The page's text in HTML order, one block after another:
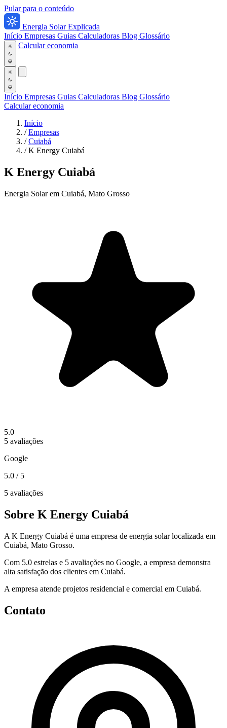
Pular para o conteúdo
Energia Solar Explicada
Início Empresas Guias Calculadoras Blog Glossário
Calcular economia
Início Empresas Guias Calculadoras Blog Glossário
Calcular economia
Início
/ Empresas
/ Cuiabá
/ K Energy Cuiabá
K Energy Cuiabá
Energia Solar em Cuiabá, Mato Grosso
5.0
5 avaliações
Google
5.0 / 5
5 avaliações
Sobre K Energy Cuiabá
A K Energy Cuiabá é uma empresa de energia solar localizada em
Cuiabá, Mato Grosso.
Com 5.0 estrelas e 5 avaliações no Google, a empresa demonstra
alta satisfação dos clientes em Cuiabá.
A empresa atende projetos residencial e comercial em Cuiabá.
Contato